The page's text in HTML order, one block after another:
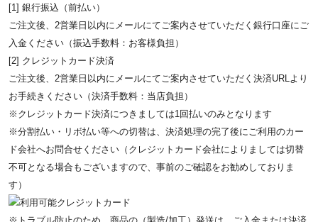
[1] 銀行振込（前払い）
ご注文後、2営業日以内にメールにてご案内させていただく銀行口座にご
入金ください（振込手数料：お客様負担）
[2] クレジットカード決済
ご注文後、2営業日以内にメールにてご案内させていただく決済URLより
お手続きください（決済手数料：当店負担）
※クレジットカード決済につきましては1回払いのみとなります
※分割払い・リボ払い等への切替は、決済処理の完了後にご利用のカー
ド会社へお問合せください（クレジットカード会社によりましては切替
不可となる場合もございますので、事前のご確認をお勧めしておりま
す）